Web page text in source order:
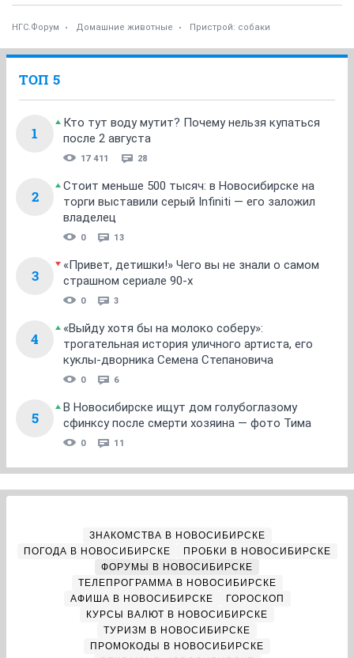
НГС.Форум Домашние животные Пристрой: собаки
ТОП 5
1
Кто тут воду мутит? Почему нельзя купаться
после 2 августа
17 411 28
2
Стоит меньше 500 тысяч: в Новосибирске на
торги выставили серый Infiniti — его заложил
владелец
0 13
3
«Привет, детишки!» Чего вы не знали о самом
страшном сериале 90-х
0 3
4
«Выйду хотя бы на молоко соберу»:
трогательная история уличного артиста, его
куклы-дворника Семена Степановича
0 6
5
В Новосибирске ищут дом голубоглазому
сфинксу после смерти хозяина — фото Тима
0 11
ЗНАКОМСТВА В НОВОСИБИРСКЕ
ПОГОДА В НОВОСИБИРСКЕ
ПРОБКИ В НОВОСИБИРСКЕ
ФОРУМЫ В НОВОСИБИРСКЕ
ТЕЛЕПРОГРАММА В НОВОСИБИРСКЕ
АФИША В НОВОСИБИРСКЕ
ГОРОСКОП
КУРСЫ ВАЛЮТ В НОВОСИБИРСКЕ
ТУРИЗМ В НОВОСИБИРСКЕ
ПРОМОКОДЫ В НОВОСИБИРСКЕ